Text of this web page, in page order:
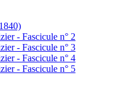
- Fascicule n° 2
- Fascicule n° 3
- Fascicule n° 4
- Fascicule n° 5